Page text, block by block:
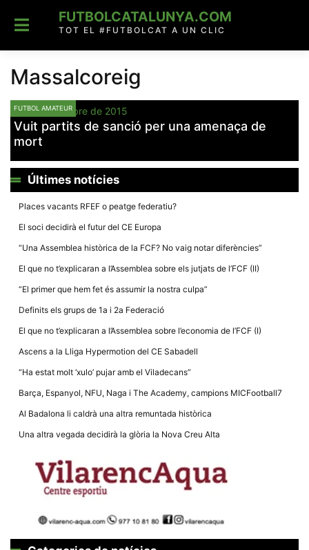
content
FUTBOLCATALUNYA.COM
TOT EL #FUTBOLCAT A UN CLIC
Massalcoreig
FUTBOL AMATEUR
19 de novembre de 2015
Vuit partits de sanció per una amenaça de
mort
Últimes notícies
Places vacants RFEF o peatge federatiu?
El soci decidirà el futur del CE Europa
“Una Assemblea històrica de la FCF? No vaig notar diferències”
El que no t’explicaran a l’Assemblea sobre els jutjats de l’FCF (II)
“El primer que hem fet és assumir la nostra culpa”
Definits els grups de 1a i 2a Federació
El que no t’explicaran a l’Assemblea sobre l’economia de l’FCF (I)
Ascens a la Lliga Hypermotion del CE Sabadell
“Ha estat molt ‘xulo’ pujar amb el Viladecans”
Barça, Espanyol, NFU, Naga i The Academy, campions MICFootball7
Al Badalona li caldrà una altra remuntada històrica
Una altra vegada decidirà la glòria la Nova Creu Alta
Necessàries
cookies no
opcionals,
per al
funcionament
tècnic de la
Estadístiques